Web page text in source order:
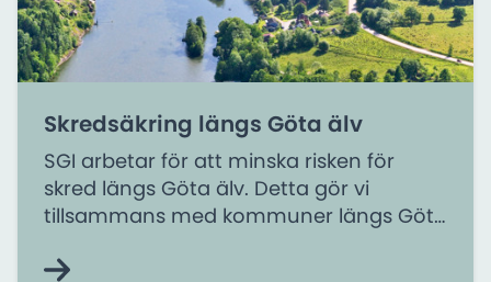
Skredsäkring längs Göta älv
SGI arbetar för att minska risken för
skred längs Göta älv. Detta gör vi
tillsammans med kommuner längs Göta
myndigheter.